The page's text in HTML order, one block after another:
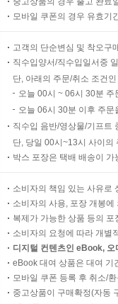
모바일 쿠폰의 경우 유효기
고객의 단순변심 및 착오구
직수입양서/직수입일서중
단, 아래의 주문/취소 조건
오늘 00시 ~ 06시 30분
오늘 06시 30분 이후 주
직수입 음반/영상물/기프트
단, 당일 00시~13시 사이의
박스 포장은 택배 배송이
소비자의 책임 있는 사유로
소비자의 사용, 포장 개봉
복제가 가능한 상품 등의
소비자의 요청에 따라 개별
디지털 컨텐츠인 eBook,
eBook 대여 상품은 대여 기
모바일 쿠폰 등록 후 취소/
중고상품이 구매확정(자동